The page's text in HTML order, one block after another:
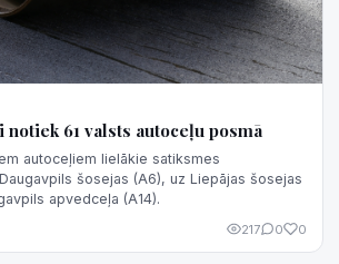
61 valsts autoceļu posmā
autoceļiem lielākie satiksmes
šosejas (A6), uz Liepājas šosejas
apvedceļa (A14).
217 0 0